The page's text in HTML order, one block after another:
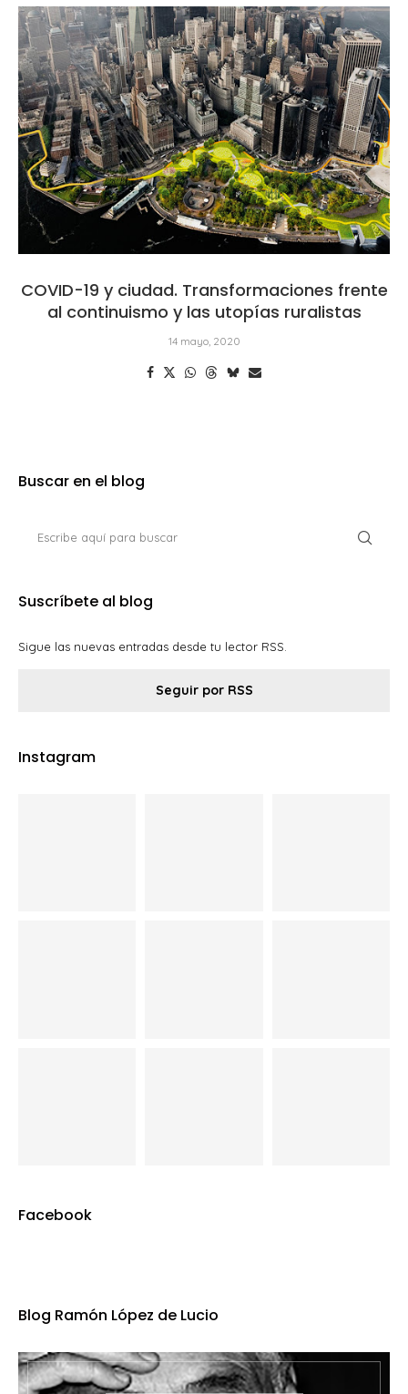
COVID-19 y ciudad. Transformaciones frente
al continuismo y las utopías ruralistas
14 mayo, 2020
Buscar en el blog
Suscríbete al blog
Sigue las nuevas entradas desde tu lector RSS.
Seguir por RSS
Instagram
Facebook
Blog Ramón López de Lucio